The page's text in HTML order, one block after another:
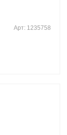
Арт: 1235758